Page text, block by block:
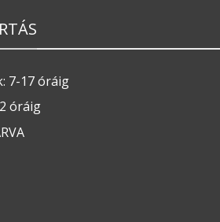
7-17 óráig
óráig